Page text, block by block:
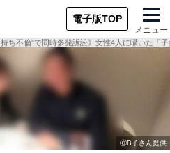
電子版TOP
メニュー
持ち不倫”で同時多発訴訟》女性4人に囁いた「